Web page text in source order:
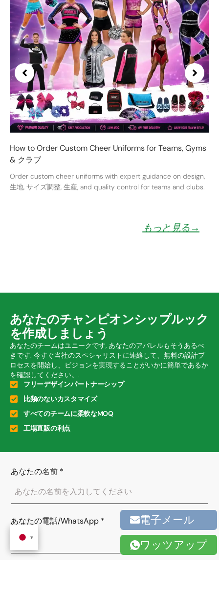
How to Order Custom Cheer Uniforms for Teams,Gyms
& クラブ
Order custom cheer uniforms with expert guidance on design,
生地, サイズ調整, 生産, and quality control for teams and clubs.
もっと見る→
あなたのチャンピオンシップルック
を作成しましょう
あなたのチームはユニークです, あなたのアパレルもそうあるべ
きです. 今すぐ当社のスペシャリストに連絡して、無料の設計プ
ロセスを開始し、ビジョンを実現することがいかに簡単であるか
を確認してください。.
フリーデザインパートナーシップ
比類のないカスタマイズ
すべてのチームに柔軟なMOQ
工場直販の利点
あなたの名前 *
あなたの電話/WhatsApp *
電子メール
ワッツアップ